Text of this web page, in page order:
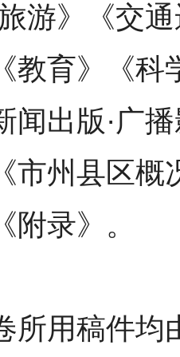
旅游》《交
教育》《科
闻出版·广
市州县区概
附录》。
所用稿件均